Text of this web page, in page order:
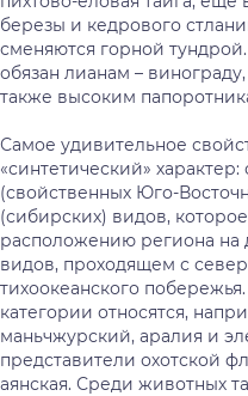
березы и кедрового
сменяются горной
обязан лианам –
также высоким
Самое удивительное
«синтетический»
(свойственных Юго-
(сибирских) видов,
расположению региона на
видов, проходящем с
тихоокеанского
категории относятся,
маньчжурский, аралия и
представители охотской
аянская. Среди животных